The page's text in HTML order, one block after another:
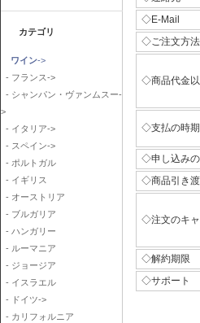
カテゴリ
ワイン->
- フランス->
- シャンパン・ヴァンムスー-
>
- イタリア->
- スペイン->
- ポルトガル
- イギリス
- オーストリア
- ブルガリア
- ハンガリー
- ルーマニア
- ジョージア
- イスラエル
- ドイツ->
- カリフォルニア
◇E-Mail
◇ご注文方法
◇商品代金
◇支払の時
◇申し込み
◇商品引き
◇注文のキ
◇解約期限
◇サポート